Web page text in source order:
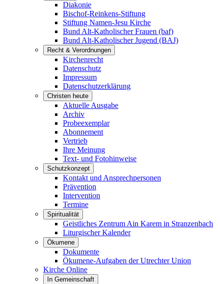
Diakonie
Bischof-Reinkens-Stiftung
Stiftung Namen-Jesu Kirche
Bund Alt-Katholischer Frauen (baf)
Bund Alt-Katholischer Jugend (BAJ)
Recht & Verordnungen
Kirchenrecht
Datenschutz
Impressum
Datenschutzerklärung
Christen heute
Aktuelle Ausgabe
Archiv
Probeexemplar
Abonnement
Vertrieb
Ihre Meinung
Text- und Fotohinweise
Schutzkonzept
Kontakt und Ansprechpersonen
Prävention
Intervention
Termine
Spiritualität
Geistliches Zentrum Ain Karem in Stranzenbach
Liturgischer Kalender
Ökumene
Dokumente
Ökumene-Aufgaben der Utrechter Union
Kirche Online
In Gemeinschaft